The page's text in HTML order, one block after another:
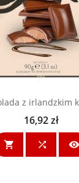
z irlandzkim
Cena
16,92 zł
  